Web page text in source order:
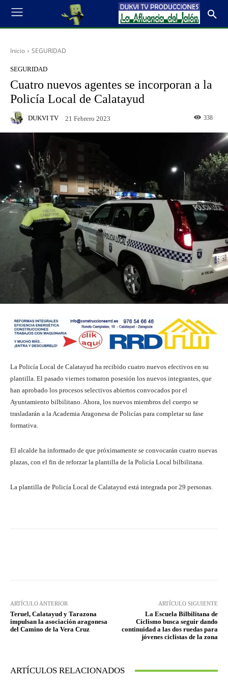
Inicio SEGURIDAD
SEGURIDAD
Cuatro nuevos agentes se incorporan a la
Policía Local de Calatayud
DUKVI TV 21 Febrero 2023 338
La Policía Local de Calatayud ha recibido cuatro nuevos efectivos en su
plantilla. El pasado viernes tomaron posesión los nuevos integrantes, que
han aprobado los procesos selectivos abiertos convocados por el
Ayuntamiento bilbilitano. Ahora, los nuevos miembros del cuerpo se
trasladarán a la Academia Aragonesa de Policías para completar su fase
formativa.
El alcalde ha informado de que próximamente se convocarán cuatro nuevas
plazas, con el fin de reforzar la plantilla de la Policía Local bilbilitana.
La plantilla de Policía Local de Calatayud está integrada por 29 personas.
ARTÍCULO ANTERIOR
Teruel, Calatayud y Tarazona
impulsan la asociación aragonesa
del Camino de la Vera Cruz
ARTÍCULO SIGUIENTE
La Escuela Bilbilitana de
Ciclismo busca seguir dando
continuidad a las dos ruedas para
jóvenes ciclistas de la zona
ARTÍCULOS RELACIONADOS